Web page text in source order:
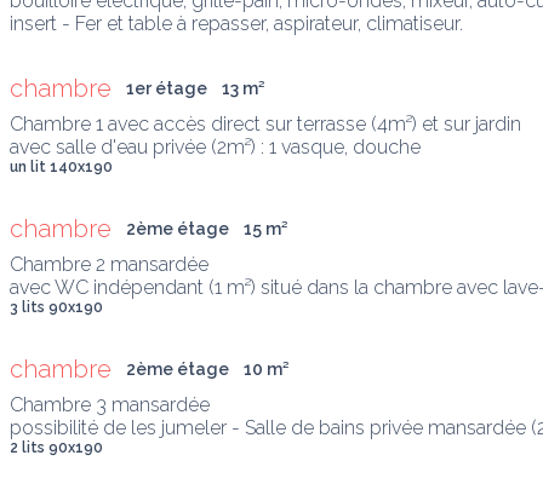
insert - Fer et table à repasser, aspirateur, climatiseur.
chambre 1er étage 13 m²
Chambre 1 avec accès direct sur terrasse (4m²) et sur jardin
avec salle d'eau privée (2m²) : 1 vasque, douche
un lit 140x190
chambre 2ème étage 15 m²
Chambre 2 mansardée
avec WC indépendant (1 m²) situé dans la chambre avec
3 lits 90x190
chambre 2ème étage 10 m²
Chambre 3 mansardée
possibilité de les jumeler - Salle de bains privée mansardée
2 lits 90x190